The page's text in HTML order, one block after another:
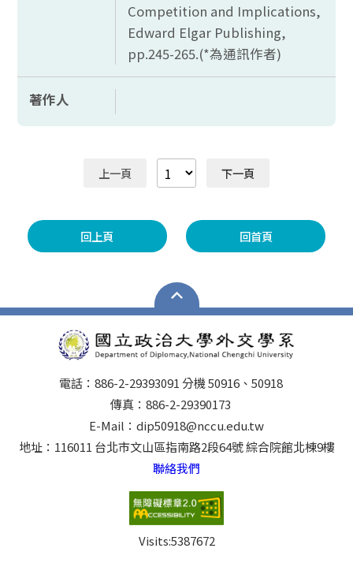
Competition and Implications,
Edward Elgar Publishing,
pp.245-265.(*為通訊作者)
著作人
上一頁 下一頁
回上頁 回首頁
電話：886-2-29393091 分機 50916、50918
傳真：886-2-29390173
E-Mail：dip50918@nccu.edu.tw
地址：116011 台北市文山區指南路2段64號 綜合院館北棟9樓
聯絡我們
Visits:5387672